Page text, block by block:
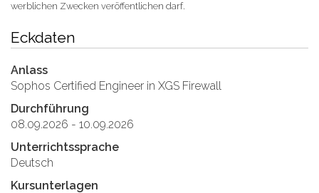
werblichen Zwecken veröffentlichen darf.
Eckdaten
Anlass
Sophos Certified Engineer in XGS Firewall
Durchführung
08.09.2026 - 10.09.2026
Unterrichtssprache
Deutsch
Kursunterlagen